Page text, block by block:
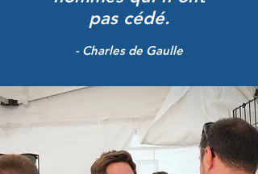
pas cédé.
- Charles de Gaulle